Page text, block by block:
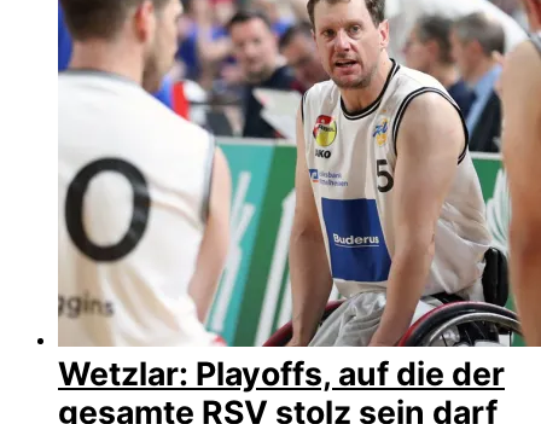
Wetzlar: Playoffs, auf die der
gesamte RSV stolz sein darf